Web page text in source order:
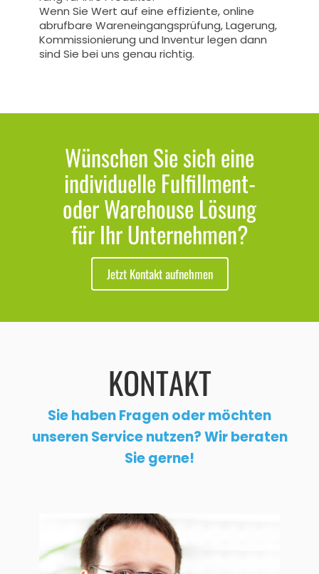
Wenn Sie Wert auf eine effi­zi­ente, online
abruf­bare Waren­ein­gangs­prü­fung, Lage­rung,
Kom­mis­sio­nie­rung und Inven­tur legen dann
sind Sie bei uns genau richtig.
Wünschen Sie sich eine
individuelle Fulfillment-
oder Warehouse Lösung
für Ihr Unternehmen?
Jetzt Kontakt aufnehmen
KONTAKT
Sie haben Fragen oder möchten
unseren Service nutzen? Wir beraten
Sie gerne!